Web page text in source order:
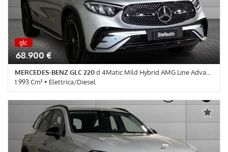
elettronico • Riconoscimento dei segnali stradali • Sensore di
luce • Sensore di pioggia • Servosterzo • Navigatore satellitare
nuova glc nuova
68.900 €
MERCEDES-BENZ GLC 220d 4Matic Mild Hybrid AMG Line Advanced Plus
1.993 Cm³ • Elettrica/Diesel
0 Km • Cambio Automatico (9) • Argento High-Tech metallizzato •
5 Porte • ABS • Airbag • Airbag Passeggero • Airbag testa •
Autoradio • Autoradio digitale • Bluetooth • Bracciolo • Cerchi in
lega • Chiusura centralizzata • Climatizzatore • Controllo
elettronico della corsia • Controllo trazione • Cruise Control • ESP
• Fari LED • Fendinebbia • Frenata d'emergenza assistita •